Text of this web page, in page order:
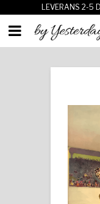
LEVERANS 2-5